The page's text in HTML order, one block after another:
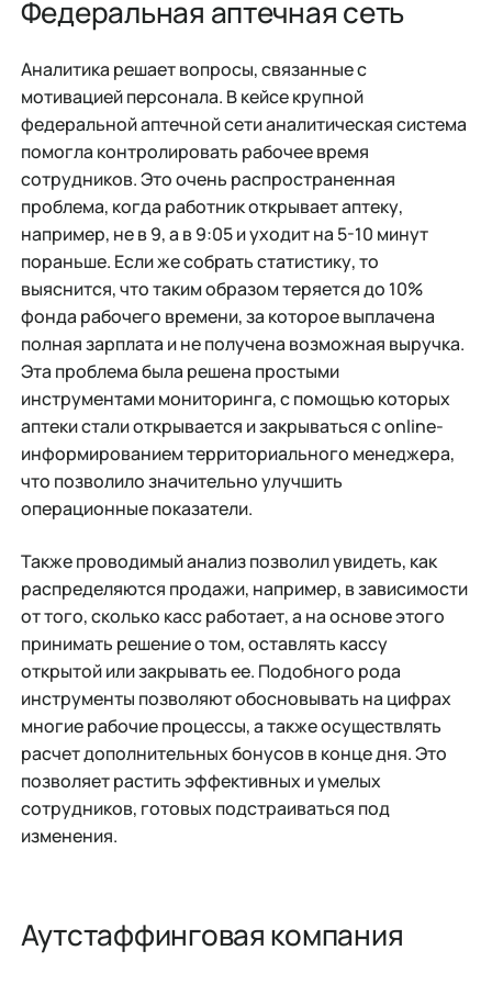
Федеральная аптечная сеть
Аналитика решает вопросы, связанные с
мотивацией персонала. В кейсе крупной
федеральной аптечной сети аналитическая система
помогла контролировать рабочее время
сотрудников. Это очень распространенная
проблема, когда работник открывает аптеку,
например, не в 9, а в 9:05 и уходит на 5-10 минут
пораньше. Если же собрать статистику, то
выяснится, что таким образом теряется до 10%
фонда рабочего времени, за которое выплачена
полная зарплата и не получена возможная выручка.
Эта проблема была решена простыми
инструментами мониторинга, с помощью которых
аптеки стали открывается и закрываться с online-
информированием территориального менеджера,
что позволило значительно улучшить
операционные показатели.
Также проводимый анализ позволил увидеть, как
распределяются продажи, например, в зависимости
от того, сколько касс работает, а на основе этого
принимать решение о том, оставлять кассу
открытой или закрывать ее. Подобного рода
инструменты позволяют обосновывать на цифрах
многие рабочие процессы, а также осуществлять
расчет дополнительных бонусов в конце дня. Это
позволяет растить эффективных и умелых
сотрудников, готовых подстраиваться под
изменения.
Аутстаффинговая компания